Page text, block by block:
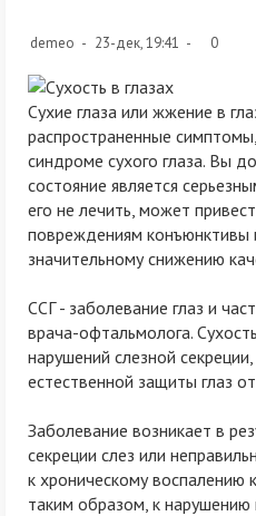
demeo 23-дек, 19:41 0
Сухие глаза или жжение в
распространенные
синдроме сухого глаза. Вы
состояние является
его не лечить, может
повреждениям конъюнктивы
значительному снижению
ССГ - заболевание глаз и
врача-офтальмолога.
нарушений слезной
естественной защиты глаз
Заболевание возникает в
секреции слез или
к хроническому воспалению
таким образом, к нарушению